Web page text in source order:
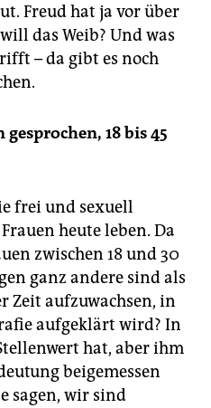
Freud hat ja vor über
das Weib? Und was
– da gibt es noch
18 bis 45
frei und sexuell
heute leben. Da
zwischen 18 und 30
ganz andere sind als
Zeit aufzuwachsen, in
aufgeklärt wird? In
hat, aber ihm
beigemessen
sagen, wir sind